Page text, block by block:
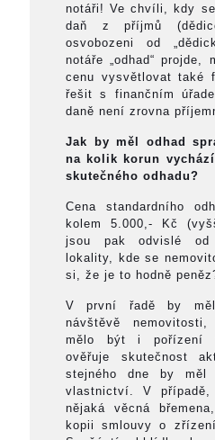
notáři! Ve chvíli, kdy
daň z příjmů
osvobozeni od
notáře „odhad“ projde,
cenu vysvětlovat také
řešit s finančním
daně není zrovna
Jak by měl odhad
na kolik korun
skutečného odhadu?
Cena standardního
kolem 5.000,- Kč
jsou pak odvislé
lokality, kde se
si, že je to hodně
V první řadě by
návštěvě
mělo být i pořízení
ověřuje skutečnost
stejného dne by
vlastnictví. V
nějaká věcná
kopii smlouvy o